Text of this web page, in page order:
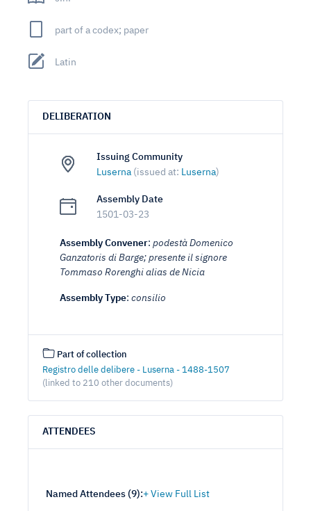
part of a codex; paper
Latin
DELIBERATION
Issuing Community
Luserna (issued at: Luserna)
Assembly Date
1501-03-23
Assembly Convener: podestà Domenico
Ganzatoris di Barge; presente il signore
Tommaso Rorenghi alias de Nicia
Assembly Type: consilio
Part of collection
Registro delle delibere - Luserna - 1488-1507
(linked to 210 other documents)
ATTENDEES
Named Attendees (9):